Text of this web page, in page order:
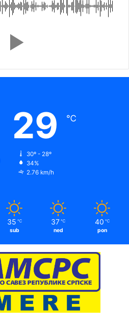
29 ℃
30º - 28º
34%
2.76 km/h
35 ℃
sub
37 ℃
ned
40 ℃
pon